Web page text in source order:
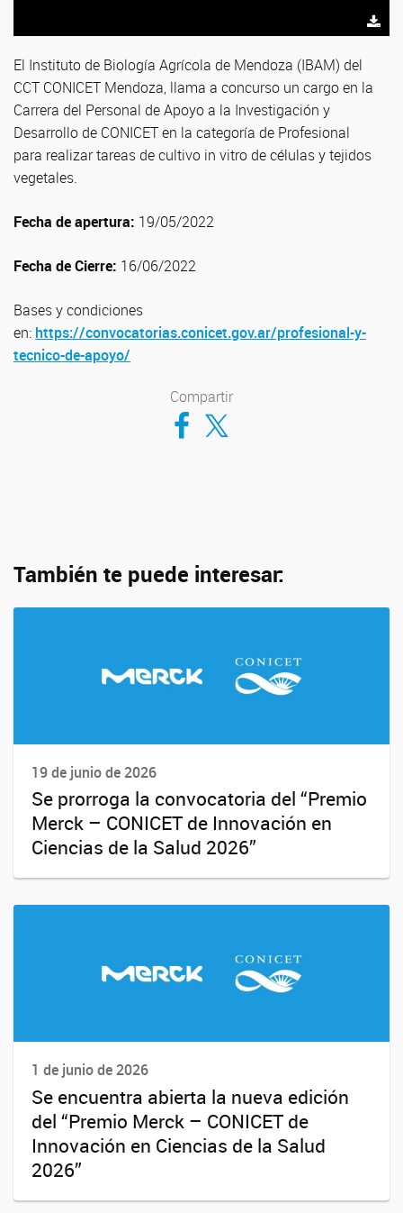
El Instituto de Biología Agrícola de Mendoza (IBAM) del
CCT CONICET Mendoza, llama a concurso un cargo en la
Carrera del Personal de Apoyo a la Investigación y
Desarrollo de CONICET en la categoría de Profesional
para realizar tareas de cultivo in vitro de células y tejidos
vegetales.
Fecha de apertura: 19/05/2022
Fecha de Cierre: 16/06/2022
Bases y condiciones
en: https://convocatorias.conicet.gov.ar/profesional-y-
tecnico-de-apoyo/
Compartir
Compartir en Facebook
Compartir en Twitter
También te puede interesar:
19 de junio de 2026
Se prorroga la convocatoria del “Premio
Merck – CONICET de Innovación en
Ciencias de la Salud 2026”
1 de junio de 2026
Se encuentra abierta la nueva edición
del “Premio Merck – CONICET de
Innovación en Ciencias de la Salud
2026”